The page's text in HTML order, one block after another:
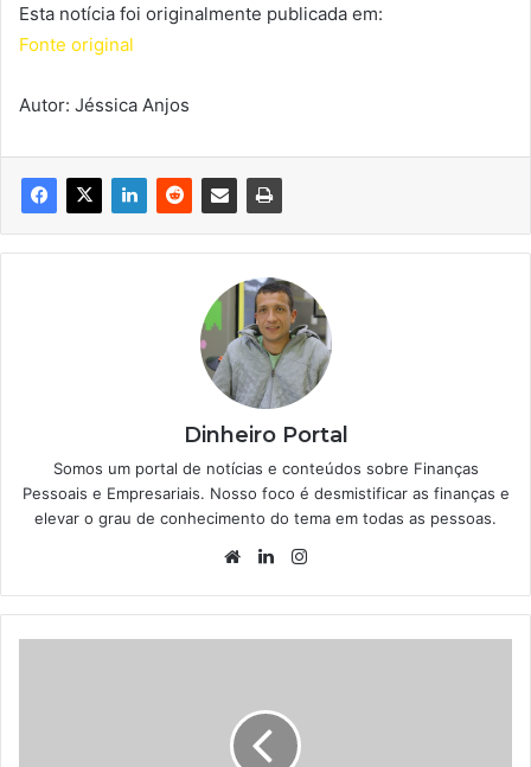
Esta notícia foi originalmente publicada em:
Fonte original
Autor: Jéssica Anjos
Dinheiro Portal
Somos um portal de notícias e conteúdos sobre Finanças
Pessoais e Empresariais. Nosso foco é desmistificar as finanças e
elevar o grau de conhecimento do tema em todas as pessoas.
WebsiteLinkedin